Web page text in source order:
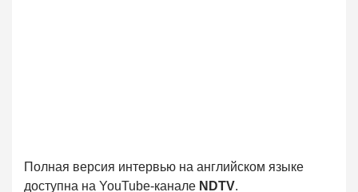
Полная версия интервью на английском языке
доступна на YouTube-канале NDTV.